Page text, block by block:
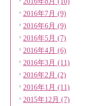
2016年7月 (9)
2016年6月 (9)
2016年5月 (7)
2016年4月 (6)
2016年3月 (11)
2016年2月 (2)
2016年1月 (11)
2015年12月 (7)